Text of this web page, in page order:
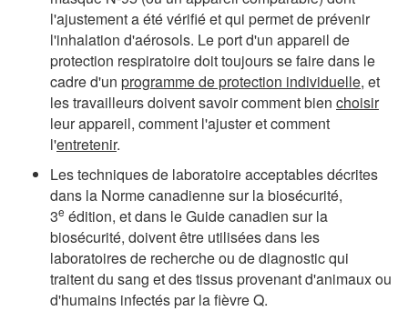
l'ajustement a été vérifié et qui permet de prévenir
l'inhalation d'aérosols. Le port d'un appareil de
protection respiratoire doit toujours se faire dans le
cadre d'un programme de protection individuelle, et
les travailleurs doivent savoir comment bien choisir
leur appareil, comment l'ajuster et comment
l'entretenir.
Les techniques de laboratoire acceptables décrites
dans la Norme canadienne sur la biosécurité,
3e édition, et dans le Guide canadien sur la
biosécurité, doivent être utilisées dans les
laboratoires de recherche ou de diagnostic qui
traitent du sang et des tissus provenant d'animaux ou
d'humains infectés par la fièvre Q.